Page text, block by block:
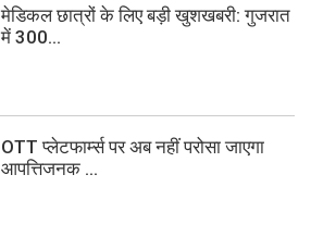
मेडिकल छात्रों के लिए बड़ी खुशखबरी: गुजरात
में 300...
OTT प्लेटफार्म्स पर अब नहीं परोसा जाएगा
आपत्तिजनक ...